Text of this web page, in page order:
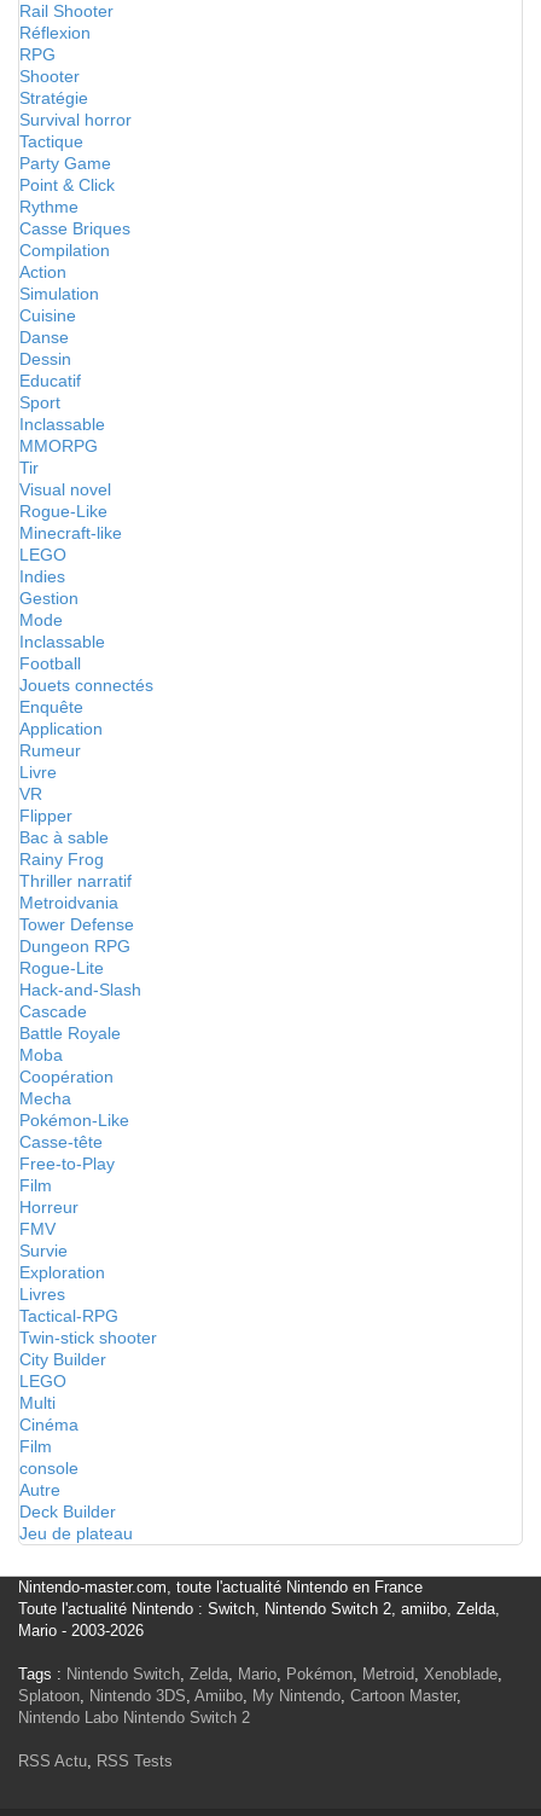
Rail Shooter
Réflexion
RPG
Shooter
Stratégie
Survival horror
Tactique
Party Game
Point & Click
Rythme
Casse Briques
Compilation
Action
Simulation
Cuisine
Danse
Dessin
Educatif
Sport
Inclassable
MMORPG
Tir
Visual novel
Rogue-Like
Minecraft-like
LEGO
Indies
Gestion
Mode
Inclassable
Football
Jouets connectés
Enquête
Application
Rumeur
Livre
VR
Flipper
Bac à sable
Rainy Frog
Thriller narratif
Metroidvania
Tower Defense
Dungeon RPG
Rogue-Lite
Hack-and-Slash
Cascade
Battle Royale
Moba
Coopération
Mecha
Pokémon-Like
Casse-tête
Free-to-Play
Film
Horreur
FMV
Survie
Exploration
Livres
Tactical-RPG
Twin-stick shooter
City Builder
LEGO
Multi
Cinéma
Film
console
Autre
Deck Builder
Jeu de plateau
Nintendo-master.com, toute l'actualité Nintendo en France
Toute l'actualité Nintendo : Switch, Nintendo Switch 2, amiibo, Zelda,
Mario - 2003-2026
Tags : Nintendo Switch, Zelda, Mario, Pokémon, Metroid, Xenoblade,
Splatoon, Nintendo 3DS, Amiibo, My Nintendo, Cartoon Master,
Nintendo Labo Nintendo Switch 2
RSS Actu, RSS Tests